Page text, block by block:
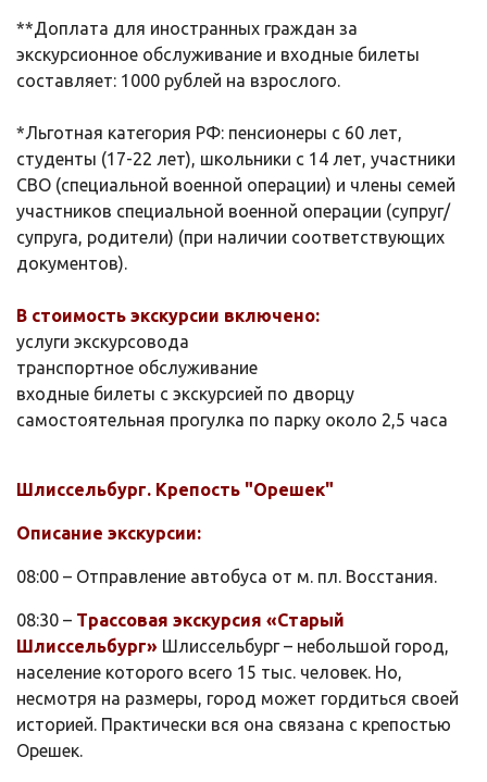
**Доплата для иностранных граждан за
экскурсионное обслуживание и входные билеты
составляет: 1000 рублей на взрослого.
*Льготная категория РФ: пенсионеры с 60 лет,
студенты (17-22 лет), школьники с 14 лет, участники
СВО (специальной военной операции) и члены семей
участников специальной военной операции (супруг/
супруга, родители) (при наличии соответствующих
документов).
В стоимость экскурсии включено:
услуги экскурсовода
транспортное обслуживание
входные билеты с экскурсией по дворцу
самостоятельная прогулка по парку около 2,5 часа
Шлиссельбург. Крепость "Орешек"
Описание экскурсии:
08:00 – Отправление автобуса от м. пл. Восстания.
08:30 – Трассовая экскурсия «Старый
Шлиссельбург» Шлиссельбург – небольшой город,
население которого всего 15 тыс. человек. Но,
несмотря на размеры, город может гордиться своей
историей. Практически вся она связана с крепостью
Орешек.